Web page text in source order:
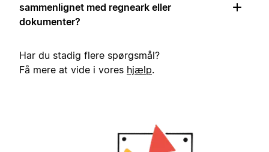
sammenlignet med regneark eller
dokumenter?
Har du stadig flere spørgsmål?
Få mere at vide i vores hjælp.